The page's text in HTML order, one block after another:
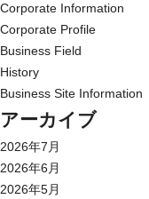
Corporate Information
Corporate Profile
Business Field
History
Business Site Information
アーカイブ
2026年7月
2026年6月
2026年5月